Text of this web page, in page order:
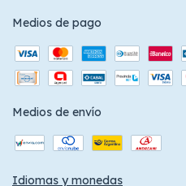
Medios de pago
Medios de envío
Idiomas y monedas